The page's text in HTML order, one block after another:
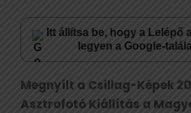
Itt állítsa be, hogy a Lelépő
legyen a Google-
Megnyílt a Csillag-Képek
Asztrofotó Kiállítás a